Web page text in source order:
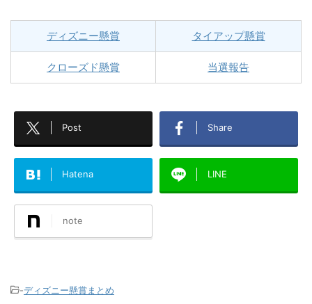
ディズニー懸賞 タイアップ懸賞
クローズド懸賞 当選報告
Post Share
Hatena LINE
note
-ディズニー懸賞まとめ